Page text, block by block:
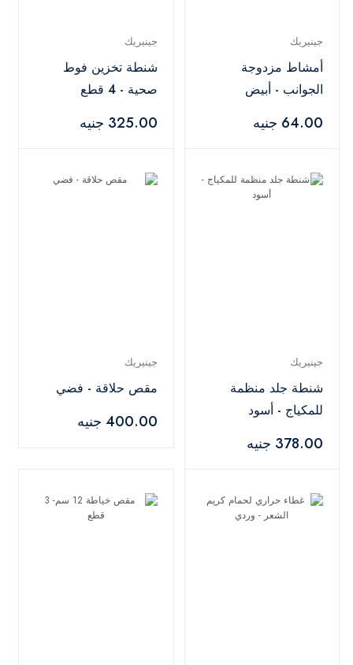
جينيريك
أمشاط مزدوجة
الجوانب - أبيض
64.00 جنيه
جينيريك
شنطة تخزين فوط
صحية - 4 قطع
325.00 جنيه
جينيريك
شنطة جلد منظمة
للمكياج - أسود
378.00 جنيه
جينيريك
مقص حلاقة - فضي
400.00 جنيه